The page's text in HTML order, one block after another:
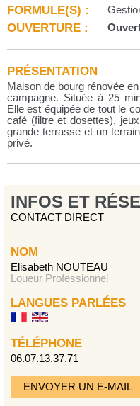
FORMULE(S) :
OUVERTURE :
PRÉSENTATION
Maison de bourg rénovée
campagne. Située à 25
Elle est équipée de tout le
café (filtre et dosettes),
grande terrasse et un
privé.
INFOS ET
CONTACT DIRECT
NOM
Elisabeth NOUTEAU
Loueur Professionnel
LANGUES PARLÉES
TÉLÉPHONE
06.07.13.37.71
ENVOYER UN E-MAIL